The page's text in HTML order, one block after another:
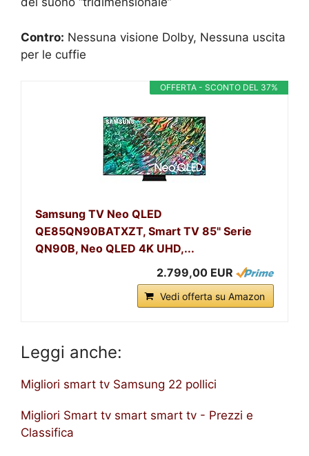
Contro: Nessuna visione Dolby, Nessuna uscita
per le cuffie
OFFERTA - SCONTO DEL 37%
Samsung TV Neo QLED
QE85QN90BATXZT, Smart TV 85" Serie
QN90B, Neo QLED 4K UHD,...
2.799,00 EUR
Vedi offerta su Amazon
Leggi anche:
Migliori smart tv Samsung 22 pollici
Migliori Smart tv smart smart tv - Prezzi e
Classifica